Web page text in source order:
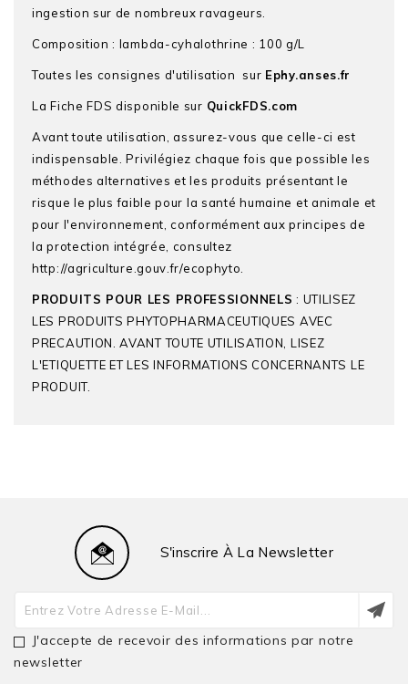
ingestion sur de nombreux ravageurs.
Composition : lambda-cyhalothrine : 100 g/L
Toutes les consignes d'utilisation sur Ephy.anses.fr
La Fiche FDS disponible sur QuickFDS.com
Avant toute utilisation, assurez-vous que celle-ci est
indispensable. Privilégiez chaque fois que possible les
méthodes alternatives et les produits présentant le
risque le plus faible pour la santé humaine et animale et
pour l'environnement, conformément aux principes de
la protection intégrée, consultez
http://agriculture.gouv.fr/ecophyto.
PRODUITS POUR LES PROFESSIONNELS : UTILISEZ
LES PRODUITS PHYTOPHARMACEUTIQUES AVEC
PRECAUTION. AVANT TOUTE UTILISATION, LISEZ
L'ETIQUETTE ET LES INFORMATIONS CONCERNANTS LE
PRODUIT.
Seconds Noms
Commerciaux
LAMBDATINE®,
Matières Actives Lambda-Cyhalothrine
S'inscrire À La Newsletter
J'accepte de recevoir des informations par notre
newsletter